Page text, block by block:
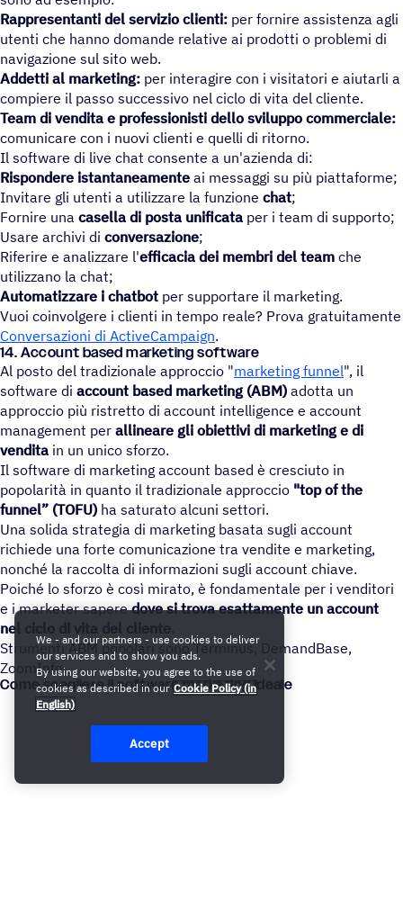
Rappresentanti del servizio clienti: per fornire assistenza agli
utenti che hanno domande relative ai prodotti o problemi di
navigazione sul sito web.
Addetti al marketing: per interagire con i visitatori e aiutarli a
compiere il passo successivo nel ciclo di vita del cliente.
Team di vendita e professionisti dello sviluppo commerciale:
comunicare con i nuovi clienti e quelli di ritorno.
Il software di live chat consente a un'azienda di:
Rispondere istantaneamente ai messaggi su più piattaforme;
Invitare gli utenti a utilizzare la funzione chat;
Fornire una casella di posta unificata per i team di supporto;
Usare archivi di conversazione;
Riferire e analizzare l'efficacia dei membri del team che
utilizzano la chat;
Automatizzare i chatbot per supportare il marketing.
Vuoi coinvolgere i clienti in tempo reale? Prova gratuitamente
Conversazioni di ActiveCampaign.
14. Account based marketing software
Al posto del tradizionale approccio "marketing funnel", il
software di account based marketing (ABM) adotta un
approccio più ristretto di account intelligence e account
management per allineare gli obiettivi di marketing e di
vendita in un unico sforzo.
Il software di marketing account based è cresciuto in
popolarità in quanto il tradizionale approccio "top of the
funnel” (TOFU) ha saturato alcuni settori.
Una solida strategia di marketing basata sugli account
richiede una forte comunicazione tra vendite e marketing,
nonché la raccolta di informazioni sugli account chiave.
Poiché lo sforzo è così mirato, è fondamentale per i venditori
e i marketer saperedove si trova esattamente un account
nel ciclo di vita del cliente
Strumenti ABM popolari sono Terminus, DemandBase,
ZoomInfo
Come scegliere il soft­ware marketing ideale
We - and our partners - use cookies to deliver
our services and to show you ads.
By using our website, you agree to the use of
cookies as described in our Cookie Policy (in
English)
Accept